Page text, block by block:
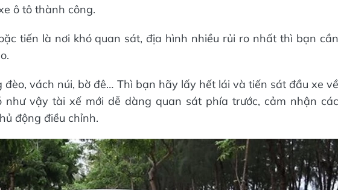
ô tô thành công.
tiến là nơi khó quan sát, địa hình nhiều rủi ro nhất thì bạn cần
vách núi, bờ đê… Thì bạn hãy lấy hết lái và tiến sát đầu xe về
như vậy tài xế mới dễ dàng quan sát phía trước, cảm nhận các
động điều chỉnh.